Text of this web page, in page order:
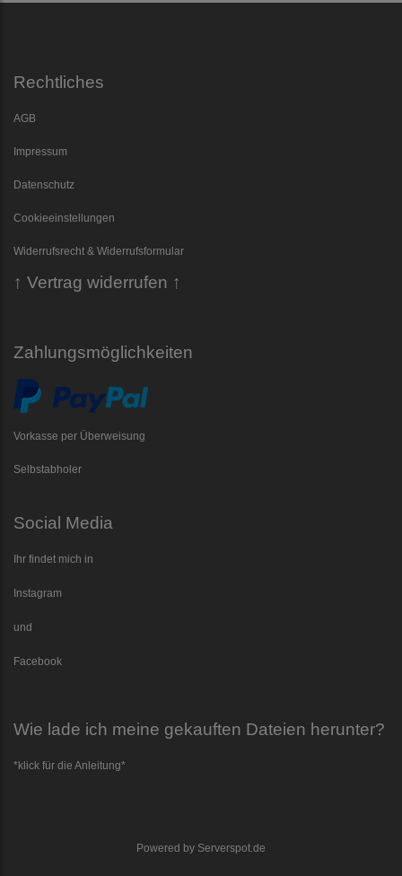
Rechtliches
AGB
Impressum
Datenschutz
Cookieeinstellungen
Widerrufsrecht & Widerrufsformular
↑ Vertrag widerrufen ↑
Zahlungsmöglichkeiten
Vorkasse per Überweisung
Selbstabholer
Social Media
Ihr findet mich in
Instagram
und
Facebook
Wie lade ich meine gekauften Dateien herunter?
*klick für die Anleitung*
Powered by Serverspot.de